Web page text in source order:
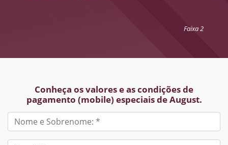
Faixa 2
Conheça os valores e as condições de
pagamento (mobile) especiais de August.